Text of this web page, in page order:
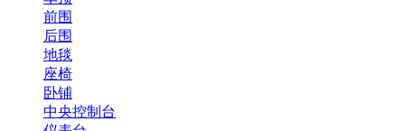
前围
后围
地毯
座椅
卧铺
中央控制台